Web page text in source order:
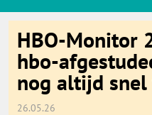
Favorieten
HBO-Monitor
hbo-
nog altijd
26.05.26